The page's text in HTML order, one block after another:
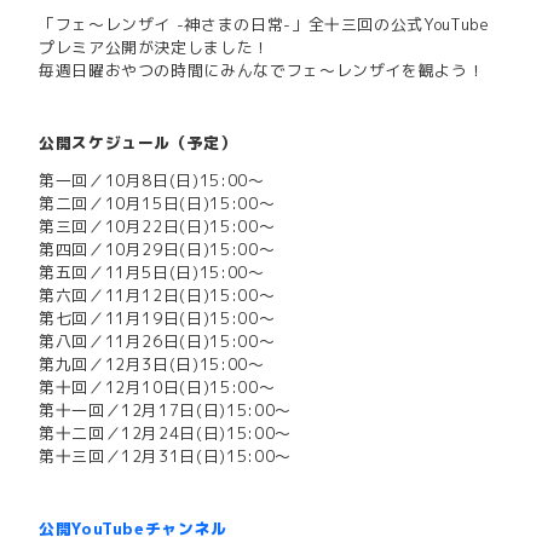
「フェ～レンザイ -神さまの日常-」全十三回の公式YouTube
プレミア公開が決定しました！
毎週日曜おやつの時間にみんなでフェ～レンザイを観よう！
公開スケジュール（予定）
第一回／10月8日(日)15:00～
第二回／10月15日(日)15:00～
第三回／10月22日(日)15:00～
第四回／10月29日(日)15:00～
第五回／11月5日(日)15:00～
第六回／11月12日(日)15:00～
第七回／11月19日(日)15:00～
第八回／11月26日(日)15:00～
第九回／12月3日(日)15:00～
第十回／12月10日(日)15:00～
第十一回／12月17日(日)15:00～
第十二回／12月24日(日)15:00～
第十三回／12月31日(日)15:00～
公開YouTubeチャンネル